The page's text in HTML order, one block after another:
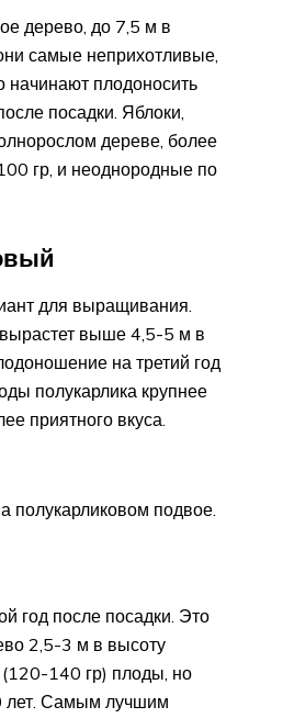
дерево, до 7,5 м в
самые неприхотливые,
начинают плодоносить
посадки. Яблоки,
дереве, более
гр, и неоднородные по
для выращивания.
выше 4,5-5 м в
на третий год
полукарлика крупнее
приятного вкуса.
полукарликовом подвое.
год после посадки. Это
2,5-3 м в высоту
140 гр) плоды, но
лет. Самым лучшим